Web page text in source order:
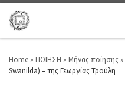
Home » ΠΟΙΗΣΗ » Μήνας ποίησης »
Swanilda) – της Γεωργίας Τρούλη